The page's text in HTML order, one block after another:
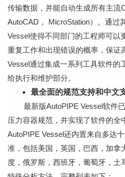
传输数据，并能自动生成所有主流
AutoCAD， MicroStation）。通过
Vessel使得不同部门的工程师可以
重复工作和出现错误的概率，保证
Vessel通过集成一系列工具软件的
给执行和维护部分。
最全面的规范支持和中文
最新版AutoPIPE Vessel软件
压力容器规范，并实现了软件的全
AutoPIPE Vessel还内置来自多达
准，包括美国，英国，巴西，加拿
度，俄罗斯，西班牙，葡萄牙，土